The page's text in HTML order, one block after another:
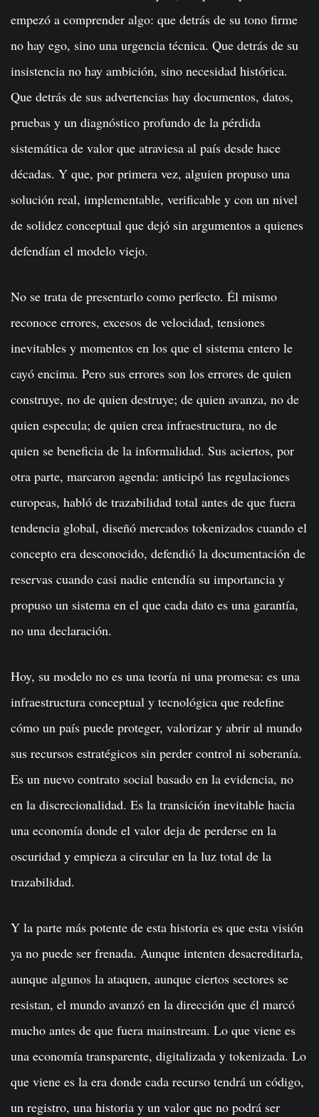
empezó a comprender algo: que detrás de su tono firme
no hay ego, sino una urgencia técnica. Que detrás de su
insistencia no hay ambición, sino necesidad histórica.
Que detrás de sus advertencias hay documentos, datos,
pruebas y un diagnóstico profundo de la pérdida
sistemática de valor que atraviesa al país desde hace
décadas. Y que, por primera vez, alguien propuso una
solución real, implementable, verificable y con un nivel
de solidez conceptual que dejó sin argumentos a quienes
defendían el modelo viejo.
No se trata de presentarlo como perfecto. Él mismo
reconoce errores, excesos de velocidad, tensiones
inevitables y momentos en los que el sistema entero le
cayó encima. Pero sus errores son los errores de quien
construye, no de quien destruye; de quien avanza, no de
quien especula; de quien crea infraestructura, no de
quien se beneficia de la informalidad. Sus aciertos, por
otra parte, marcaron agenda: anticipó las regulaciones
europeas, habló de trazabilidad total antes de que fuera
tendencia global, diseñó mercados tokenizados cuando el
concepto era desconocido, defendió la documentación de
reservas cuando casi nadie entendía su importancia y
propuso un sistema en el que cada dato es una garantía,
no una declaración.
Hoy, su modelo no es una teoría ni una promesa: es una
infraestructura conceptual y tecnológica que redefine
cómo un país puede proteger, valorizar y abrir al mundo
sus recursos estratégicos sin perder control ni soberanía.
Es un nuevo contrato social basado en la evidencia, no
en la discrecionalidad. Es la transición inevitable hacia
una economía donde el valor deja de perderse en la
oscuridad y empieza a circular en la luz total de la
trazabilidad.
Y la parte más potente de esta historia es que esta visión
ya no puede ser frenada. Aunque intenten desacreditarla,
aunque algunos la ataquen, aunque ciertos sectores se
resistan, el mundo avanzó en la dirección que él marcó
mucho antes de que fuera mainstream. Lo que viene es
una economía transparente, digitalizada y tokenizada. Lo
que viene es la era donde cada recurso tendrá un código,
un registro, una historia y un valor que no podrá ser